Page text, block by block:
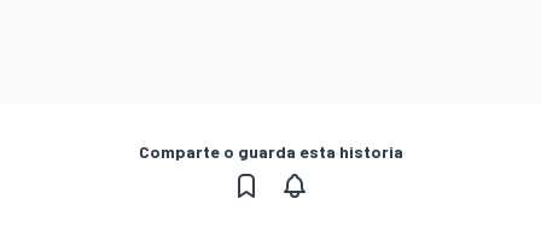
Comparte o guarda esta historia